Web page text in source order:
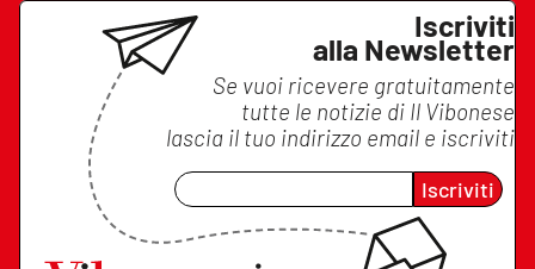
Iscriviti
alla Newsletter
Se vuoi ricevere gratuitamente
tutte le notizie di Il Vibonese
lascia il tuo indirizzo email e iscriviti
Iscriviti